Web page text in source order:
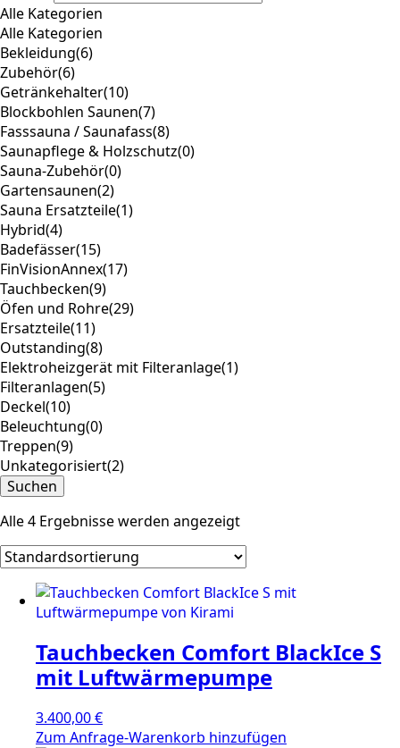
Alle Kategorien
Alle Kategorien
Bekleidung(6)
Zubehör(6)
Getränkehalter(10)
Blockbohlen Saunen(7)
Fasssauna / Saunafass(8)
Saunapflege & Holzschutz(0)
Sauna-Zubehör(0)
Gartensaunen(2)
Sauna Ersatzteile(1)
Hybrid(4)
Badefässer(15)
FinVisionAnnex(17)
Tauchbecken(9)
Öfen und Rohre(29)
Ersatzteile(11)
Outstanding(8)
Elektroheizgerät mit Filteranlage(1)
Filteranlagen(5)
Deckel(10)
Beleuchtung(0)
Treppen(9)
Unkategorisiert(2)
Suchen
Alle 4 Ergebnisse werden angezeigt
Tauchbecken Comfort BlackIce S
mit Luftwärmepumpe
3.400,00€
Zum Anfrage-Warenkorb hinzufügen